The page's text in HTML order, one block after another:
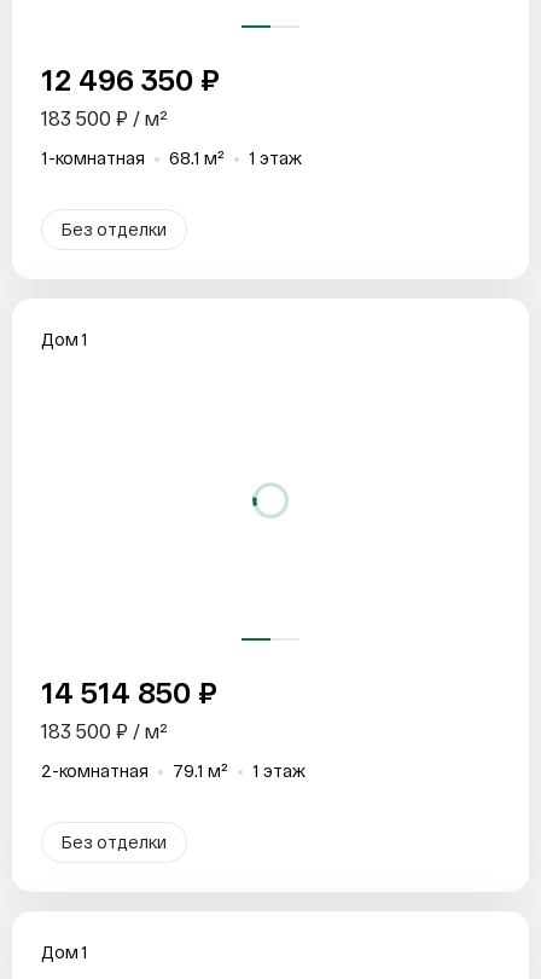
12 496 350 ₽
183 500 ₽ / м²
1-комнатная 68.1 м² 1 этаж
Без отделки
Дом 1
14 514 850 ₽
183 500 ₽ / м²
2-комнатная 79.1 м² 1 этаж
Без отделки
Дом 1